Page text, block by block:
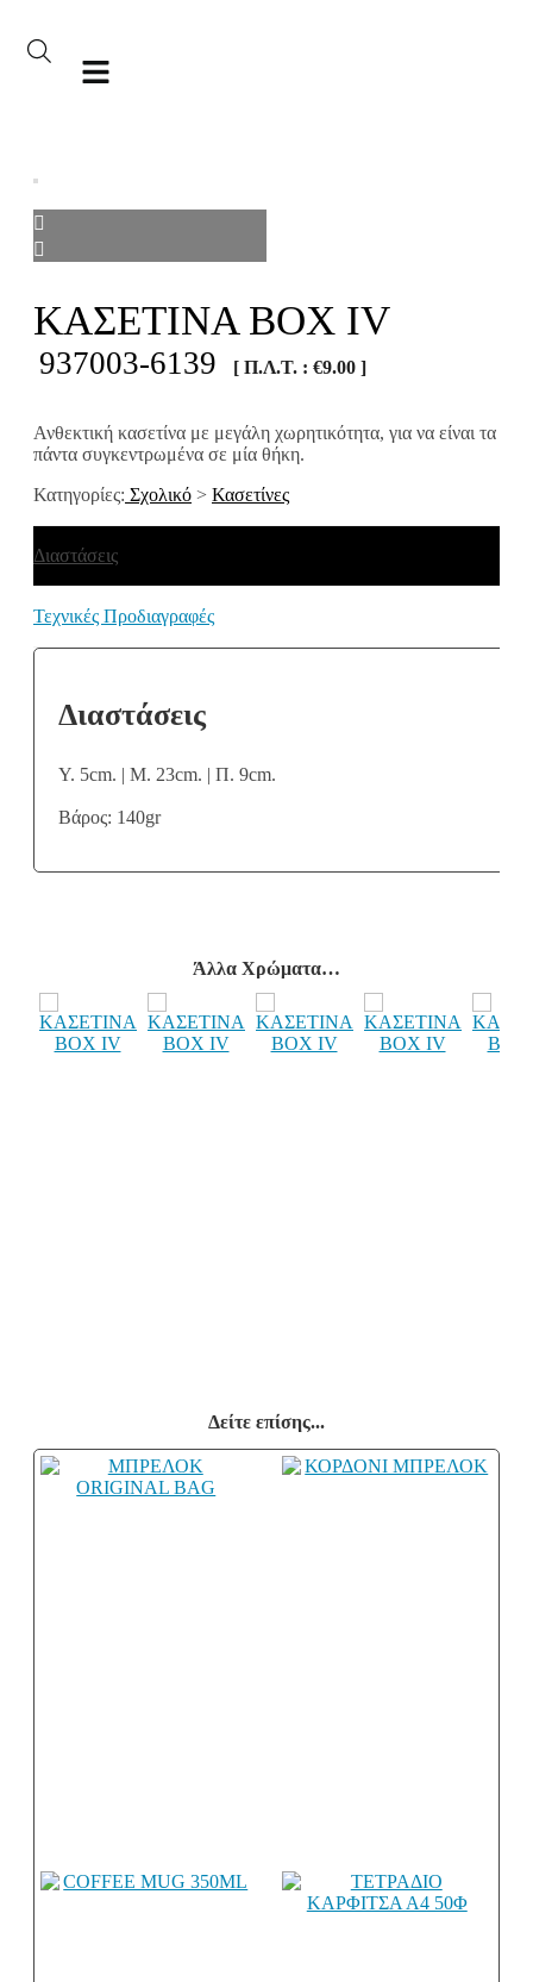
ΚΑΣΕΤΙΝΑ BOX IV
937003-6139 [ Π.Λ.Τ. : €9.00 ]
Ανθεκτική κασετίνα με μεγάλη χωρητικότητα, για να είναι τα
πάντα συγκεντρωμένα σε μία θήκη.
Κατηγορίες: Σχολικό > Κασετίνες
Διαστάσεις
Τεχνικές Προδιαγραφές
Διαστάσεις
Υ. 5cm. | Μ. 23cm. | Π. 9cm.
Βάρος: 140gr
Άλλα Χρώματα…
Δείτε επίσης...